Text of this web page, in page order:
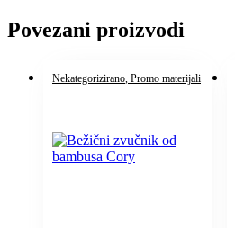
Povezani proizvodi
Nekategorizirano , Promo materijali